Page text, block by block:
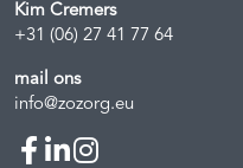
Kim Cremers
+31 (06) 27 41 77 64
mail ons
info@zozorg.eu